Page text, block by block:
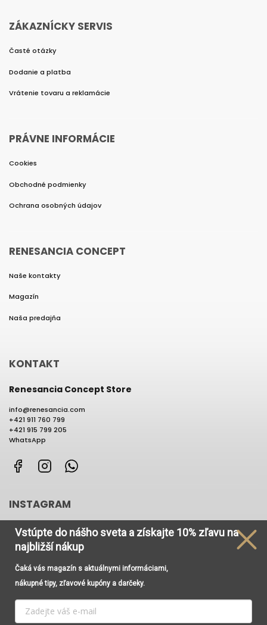
Používame cookies, aby sme Vám umožnili pohodlné
prehliadanie webu a vďaka analýze prevádzky webu
neustále zlepšovali jeho funkcie, výkon a použiteľnosť. Viac
informácií nájdete v odkaze
ZÁKAZNÍCKY SERVIS
Časté otázky
Dodanie a platba
Vrátenie tovaru a reklamácie
PRÁVNE INFORMÁCIE
Cookies
Obchodné podmienky
Ochrana osobných údajov
RENESANCIA CONCEPT
Naše kontakty
Magazín
Naša predajňa
KONTAKT
Renesancia Concept Store
info@renesancia.com
+421 911 760 799
+421 915 799 205
WhatsApp
FacebookInstagram
INSTAGRAM
Vstúpte do nášho sveta a získajte 10% zľavu na
najbližší nákup
Čaká vás magazín s aktuálnymi informáciami,
nákupné tipy, zľavové kupóny a darčeky.